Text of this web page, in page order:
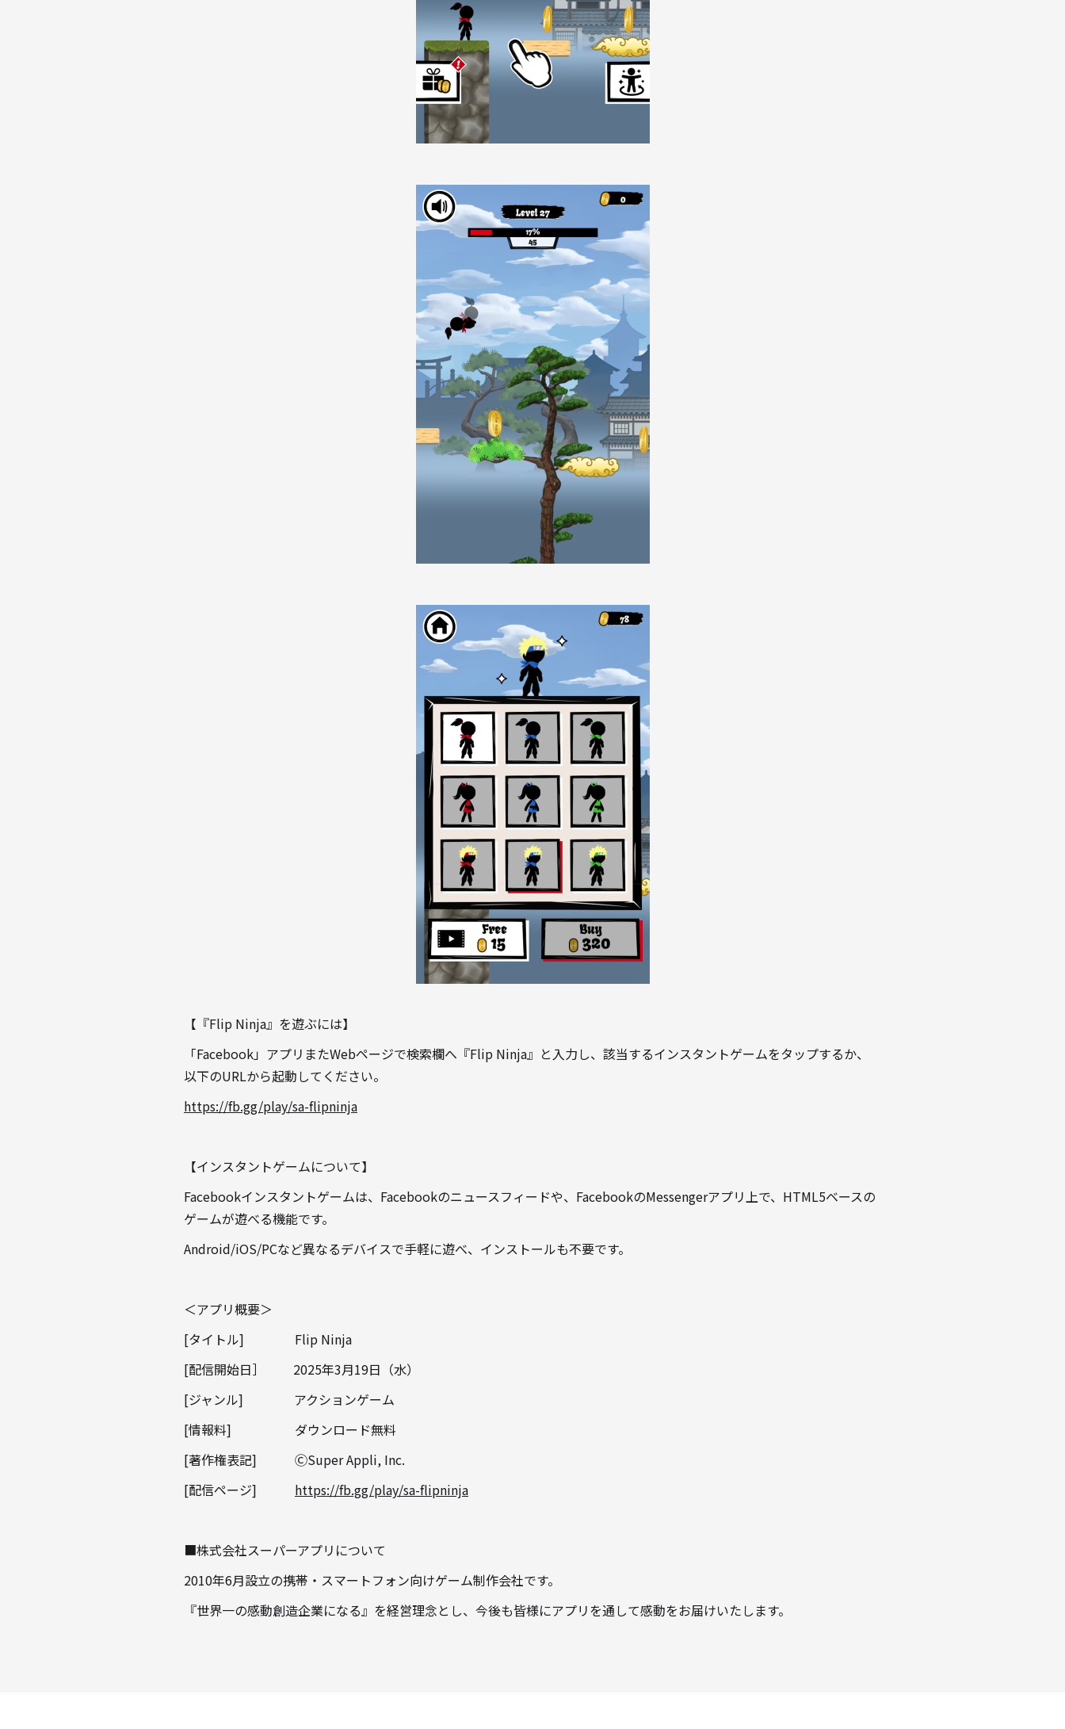
【『Flip Ninja』を遊ぶには】
「Facebook」アプリまたWebページで検索欄へ『Flip Ninja』と入力し、該当するインスタントゲームをタップするか、
以下のURLから起動してください。
https://fb.gg/play/sa-flipninja
【インスタントゲームについて】
Facebookインスタントゲームは、Facebookのニュースフィードや、FacebookのMessengerアプリ上で、HTML5ベースの
ゲームが遊べる機能です。
Android/iOS/PCなど異なるデバイスで手軽に遊べ、インストールも不要です。
＜アプリ概要＞
[タイトル] Flip Ninja
[配信開始日］ 2025年3月19日（水）
[ジャンル] アクションゲーム
[情報料] ダウンロード無料
[著作権表記] ⒸSuper Appli, Inc.
[配信ページ] https://fb.gg/play/sa-flipninja
‍■株式会社スーパーアプリについて
2010年6月設立の携帯・スマートフォン向けゲーム制作会社です。
『世界一の感動創造企業になる』を経営理念とし、今後も皆様にアプリを通して感動をお届けいたします。